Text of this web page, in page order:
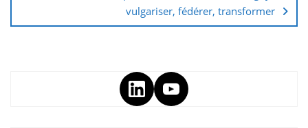
vulgariser, fédérer, transformer